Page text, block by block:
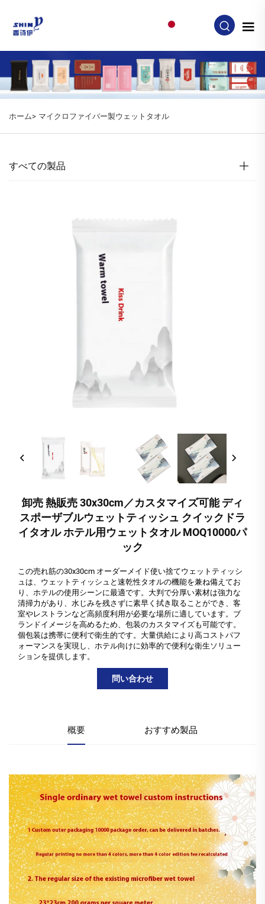
ホーム> マイクロファイバー製ウェットタオル
すべての製品
卸売 熱販売 30x30cm／カスタマイズ可能 ディ
スポーザブルウェットティッシュ クイックドラ
イタオル ホテル用ウェットタオル MOQ10000パ
ック
この売れ筋の30x30cm オーダーメイド使い捨てウェットティッシ
ュは、ウェットティッシュと速乾性タオルの機能を兼ね備えてお
り、ホテルの使用シーンに最適です。大判で分厚い素材は強力な
清掃力があり、水じみを残さずに素早く拭き取ることができ、客
室やレストランなど高頻度利用が必要な場所に適しています。ブ
ランドイメージを高めるため、包装のカスタマイズも可能です。
個包装は携帯に便利で衛生的です。大量供給により高コストパフ
ォーマンスを実現し、ホテル向けに効率的で便利な衛生ソリュー
ションを提供します。
問い合わせ
概要 おすすめ製品